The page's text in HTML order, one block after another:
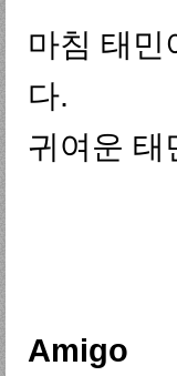
마침 태민
다.
귀여운 태
Amigo